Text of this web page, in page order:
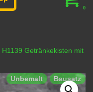
0
H1139 Getränkekisten mit
Unbemalt Bausatz